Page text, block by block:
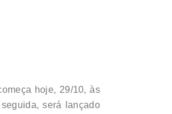
hoje, 29/10, às
será lançado